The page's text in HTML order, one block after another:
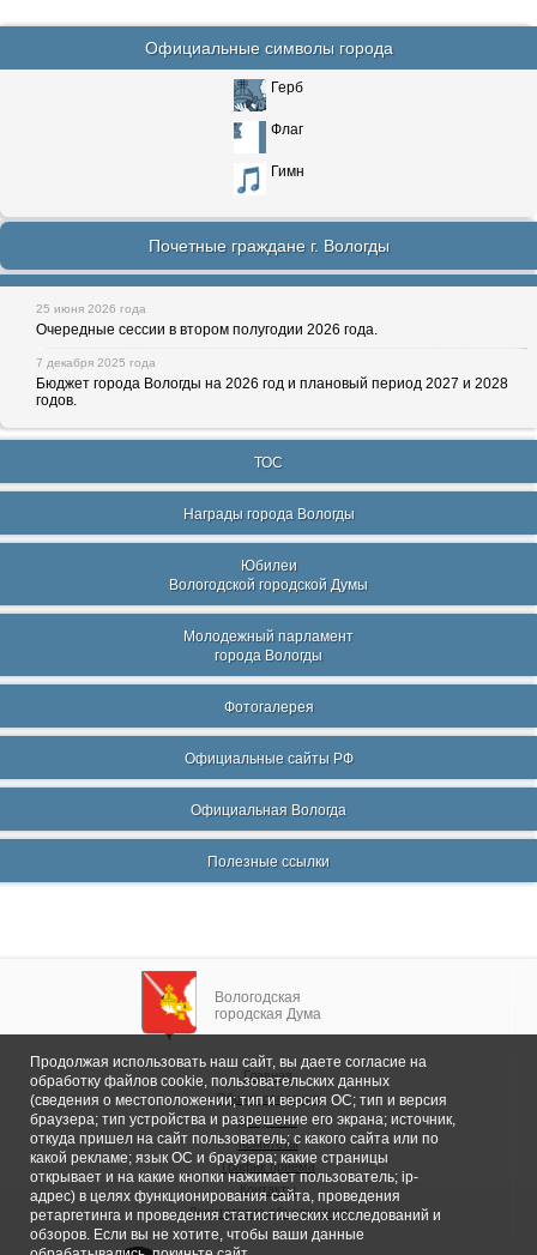
Официальные символы города
Герб
Флаг
Гимн
Почетные граждане г. Вологды
25 июня 2026 года
Очередные сессии в втором полугодии 2026 года.
7 декабря 2025 года
Бюджет города Вологды на 2026 год и плановый период 2027 и 2028
годов.
ТОС
Награды города Вологды
Юбилеи
Вологодской городской Думы
Молодежный парламент
города Вологды
Фотогалерея
Официальные сайты РФ
Официальная Вологда
Полезные ссылки
Вологодская
городская Дума
Главная
Общие сведения
Депутаты
Комитеты
График приема
Контакты
Депутатские объединения
Продолжая использовать наш сайт, вы даете согласие на
обработку файлов cookie, пользовательских данных
(сведения о местоположении; тип и версия ОС; тип и версия
браузера; тип устройства и разрешение его экрана; источник,
откуда пришел на сайт пользователь; с какого сайта или по
какой рекламе; язык ОС и браузера; какие страницы
открывает и на какие кнопки нажимает пользователь; ip-
адрес) в целях функционирования сайта, проведения
ретаргетинга и проведения статистических исследований и
обзоров. Если вы не хотите, чтобы ваши данные